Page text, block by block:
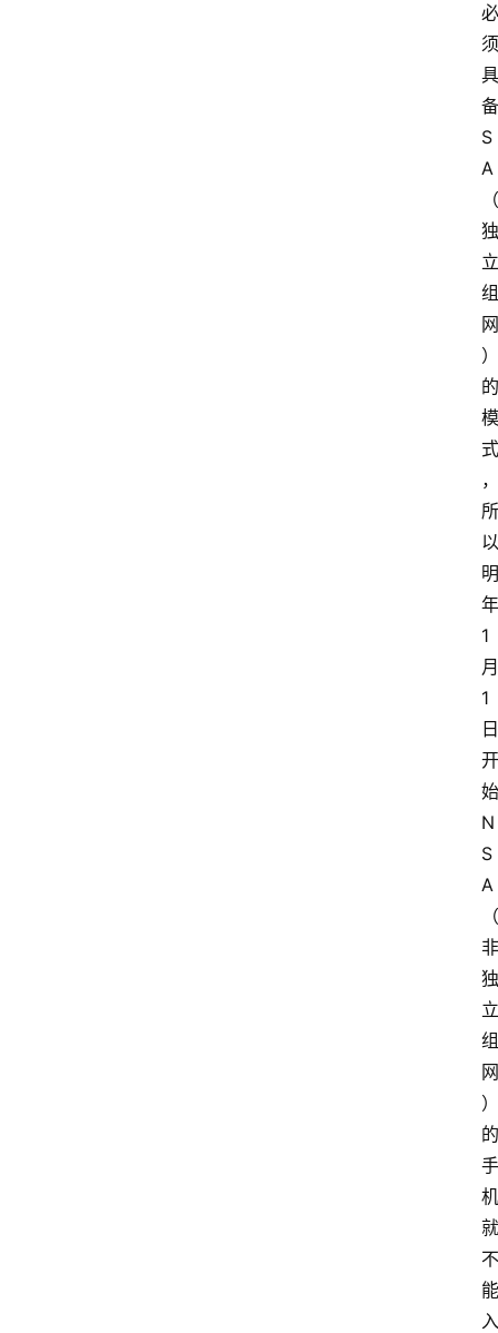
必
须
具
备
S
A
（
独
立
组
网
）
的
模
式
，
所
以
明
年
1
月
1
日
开
始
N
S
A
（
非
独
立
组
网
）
的
手
机
就
不
能
入